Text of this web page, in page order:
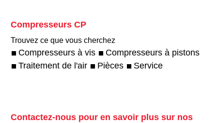
Compresseurs CP
Trouvez ce que vous cherchez
Compresseurs à vis
Compresseurs à pistons
Traitement de l'air
Pièces Service
Contactez-nous pour en savoir plus sur nos